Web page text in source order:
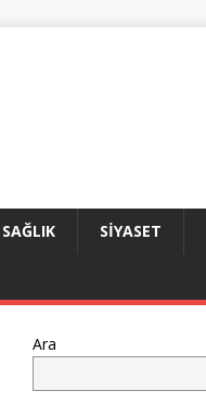
SAĞLIK SIYASET
Ara